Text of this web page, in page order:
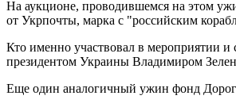
На аукционе, проводившемся на этом
от Укрпочты, марка с "российским
Кто именно участвовал в мероприятии и
президентом Украины Владимиром
Еще один аналогичный ужин фонд